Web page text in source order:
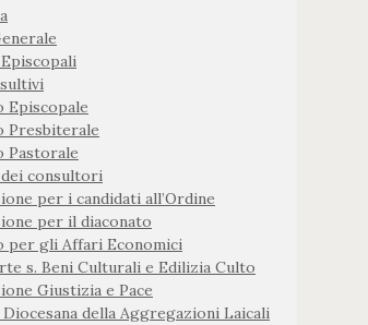
Episcopale
Presbiterale
Pastorale
consultori
per i candidati all’Ordine
per il diaconato
per gli Affari Economici
s. Beni Culturali e Edilizia Culto
Giustizia e Pace
della Aggregazioni Laicali